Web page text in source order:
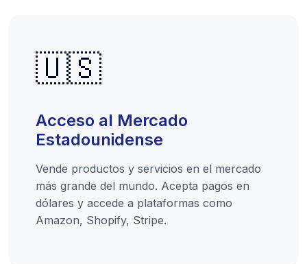
🇺🇸
Acceso al Mercado
Estadounidense
Vende productos y servicios en el mercado
más grande del mundo. Acepta pagos en
dólares y accede a plataformas como
Amazon, Shopify, Stripe.